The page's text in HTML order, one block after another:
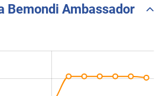
Bemondi Ambassador